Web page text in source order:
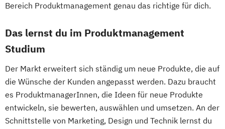
Bereich Produktmanagement genau das richtige für dich.
Das lernst du im Produktmanagement
Studium
Der Markt erweitert sich ständig um neue Produkte, die auf
die Wünsche der Kunden angepasst werden. Dazu braucht
es ProduktmanagerInnen, die Ideen für neue Produkte
entwickeln, sie bewerten, auswählen und umsetzen. An der
Schnittstelle von Marketing, Design und Technik lernst du